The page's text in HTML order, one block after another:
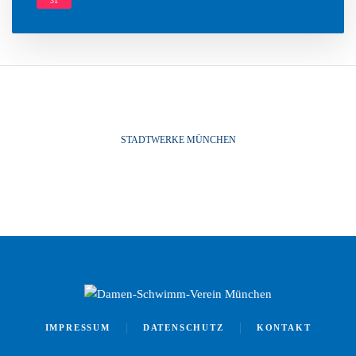
t
STADTWERKE MÜNCHEN
IMPRESSUM DATENSCHUTZ KONTAKT